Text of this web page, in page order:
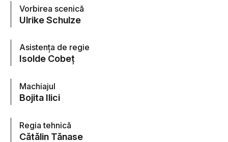
Vorbirea scenică
Ulrike Schulze
Asistența de regie
Isolde Cobeţ
Machiajul
Bojita Ilici
Regia tehnică
Cătălin Tănase